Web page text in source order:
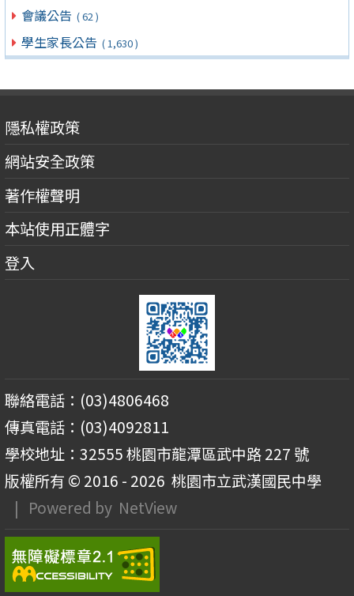
會議公告 ( 62 )
學生家長公告 ( 1,630 )
隱私權政策
網站安全政策
著作權聲明
本站使用正體字
登入
聯絡電話：(03)4806468
傳真電話：(03)4092811
學校地址：32555 桃園市龍潭區武中路 227 號
版權所有 © 2016 - 2026 桃園市立武漢國民中學
| Powered by NetView